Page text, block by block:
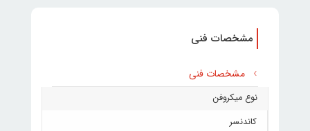
مشخصات فنی
مشخصات فنی
نوع میکروفن
کاندنسر